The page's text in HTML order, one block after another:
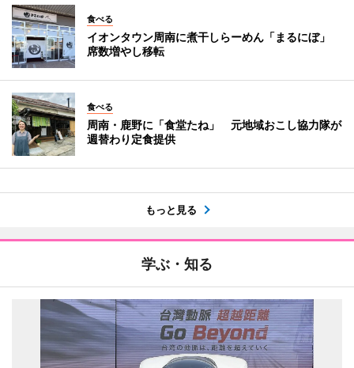
食べる
イオンタウン周南に煮干しらーめん「まるにぼ」
席数増やし移転
食べる
周南・鹿野に「食堂たね」 元地域おこし協力隊が
週替わり定食提供
もっと見る
学ぶ・知る